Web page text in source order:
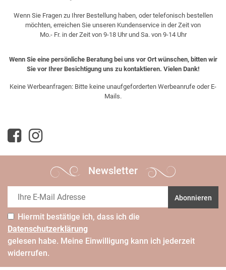
Wenn Sie Fragen zu Ihrer Bestellung haben, oder telefonisch bestellen
möchten, erreichen Sie unseren Kundenservice in der Zeit von
Mo.- Fr. in der Zeit von 9-18 Uhr und Sa. von 9-14 Uhr
Wenn Sie eine persönliche Beratung bei uns vor Ort wünschen, bitten wir
Sie vor Ihrer Besichtigung uns zu kontaktieren. Vielen Dank!
Keine Werbeanfragen: Bitte keine unaufgeforderten Werbeanrufe oder E-
Mails.
Newsletter
Abonnieren
Hiermit bestätige ich, dass ich die
Daten­schutz­erklärung
gelesen habe. Meine Einwilligung kann ich jederzeit
widerrufen.